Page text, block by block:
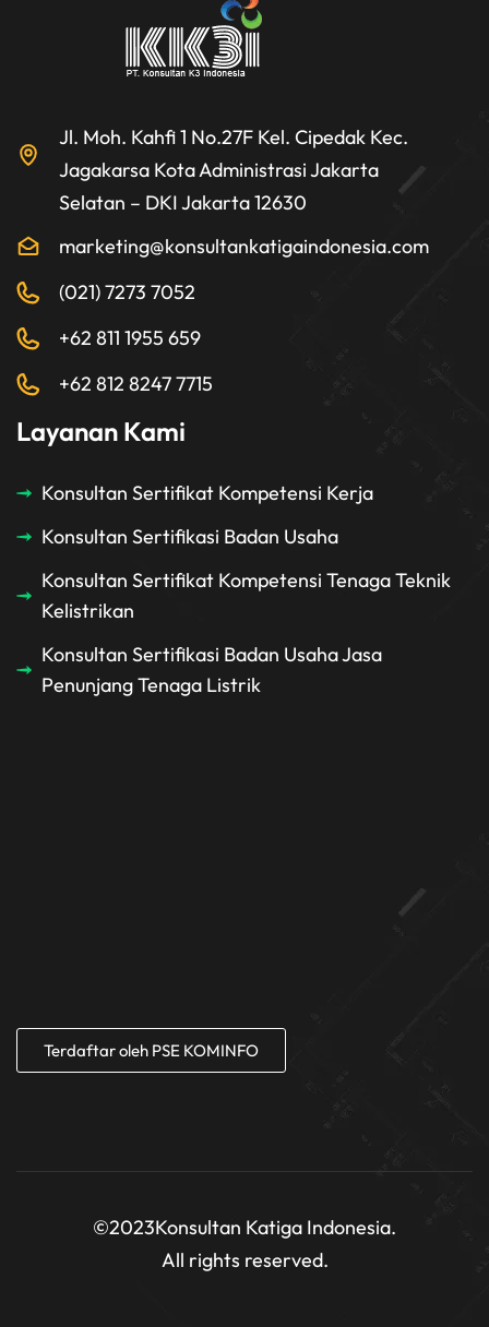
Jl. Moh. Kahfi 1 No.27F Kel. Cipedak Kec.
Jagakarsa Kota Administrasi Jakarta
Selatan – DKI Jakarta 12630
marketing@konsultankatigaindonesia.com
(021) 7273 7052
+62 811 1955 659
+62 812 8247 7715
Layanan Kami
Konsultan Sertifikat Kompetensi Kerja
Konsultan Sertifikasi Badan Usaha
Konsultan Sertifikat Kompetensi Tenaga Teknik
Kelistrikan
Konsultan Sertifikasi Badan Usaha Jasa
Penunjang Tenaga Listrik
Terdaftar oleh PSE KOMINFO
©2023Konsultan Katiga Indonesia.
All rights reserved.